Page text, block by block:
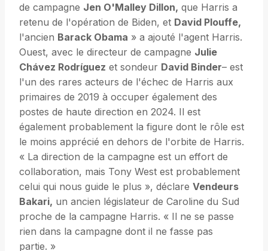
de campagne Jen O'Malley Dillon, que Harris a
retenu de l'opération de Biden, et David Plouffe,
l'ancien Barack Obama » a ajouté l'agent Harris.
Ouest, avec le directeur de campagne Julie
Chávez Rodríguez et sondeur David Binder– est
l'un des rares acteurs de l'échec de Harris aux
primaires de 2019 à occuper également des
postes de haute direction en 2024. Il est
également probablement la figure dont le rôle est
le moins apprécié en dehors de l'orbite de Harris.
« La direction de la campagne est un effort de
collaboration, mais Tony West est probablement
celui qui nous guide le plus », déclare Vendeurs
Bakari, un ancien législateur de Caroline du Sud
proche de la campagne Harris. « Il ne se passe
rien dans la campagne dont il ne fasse pas
partie. »